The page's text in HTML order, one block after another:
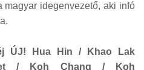
magyar idegenvezető, aki infó
ÚJ! Hua Hin / Khao Lak
/ Koh Chang / Koh